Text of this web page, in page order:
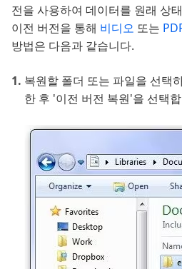
전을 사용하여 데이터를 원래 상
이전 버전을 통해 비디오 또는
방법은 다음과 같습니다.
복원할 폴더 또는 파일을 선택
한 후 '이전 버전 복원'을 선택